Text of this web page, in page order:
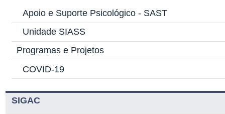
Apoio e Suporte Psicológico - SAST
Unidade SIASS
Programas e Projetos
COVID-19
SIGAC